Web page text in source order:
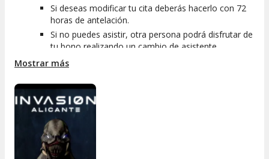
Si deseas modificar tu cita deberás hacerlo con 72
horas de antelación.
Si no puedes asistir, otra persona podrá disfrutar de
tu bono realizando un cambio de asistente.
Mostrar más